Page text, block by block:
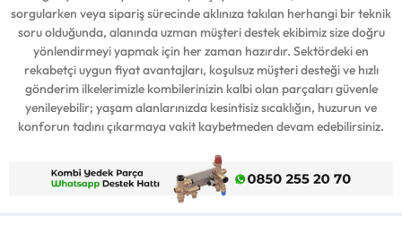
sorgularken veya sipariş sürecinde aklınıza takılan herhangi bir teknik
soru olduğunda, alanında uzman müşteri destek ekibimiz size doğru
yönlendirmeyi yapmak için her zaman hazırdır. Sektördeki en
rekabetçi uygun fiyat avantajları, koşulsuz müşteri desteği ve hızlı
gönderim ilkelerimizle kombilerinizin kalbi olan parçaları güvenle
yenileyebilir; yaşam alanlarınızda kesintisiz sıcaklığın, huzurun ve
konforun tadını çıkarmaya vakit kaybetmeden devam edebilirsiniz.